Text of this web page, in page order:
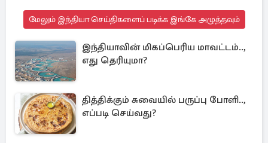
மேலும் இந்தியா செய்திகளைப் படிக்க இங்கே அழுத்தவும்
இந்தியாவின் மிகப்பெரிய மாவட்டம்..,
எது தெரியுமா?
தித்திக்கும் சுவையில் பருப்பு போளி..,
எப்படி செய்வது?